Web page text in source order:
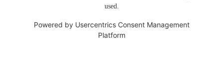
used.
Powered by Usercentrics Consent Management
Platform